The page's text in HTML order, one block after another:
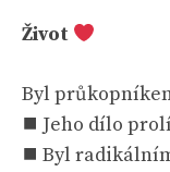
Život
Byl
⯀ Jeho dílo
⯀ Byl